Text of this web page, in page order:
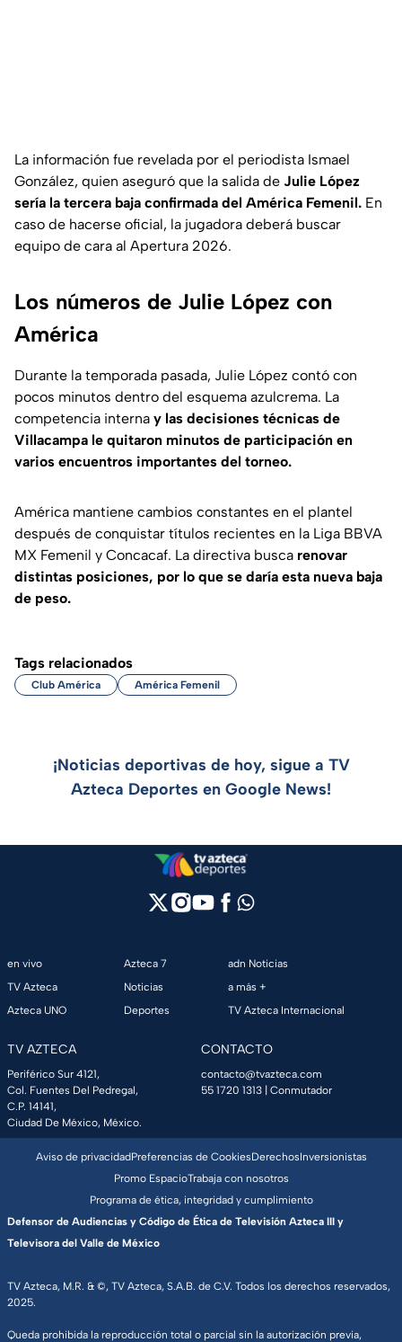
La información fue revelada por el periodista Ismael
González, quien aseguró que la salida de Julie López
sería la tercera baja confirmada del América Femenil. En
caso de hacerse oficial, la jugadora deberá buscar
equipo de cara al Apertura 2026.
Los números de Julie López con
América
Durante la temporada pasada, Julie López contó con
pocos minutos dentro del esquema azulcrema. La
competencia interna y las decisiones técnicas de
Villacampa le quitaron minutos de participación en
varios encuentros importantes del torneo.
América mantiene cambios constantes en el plantel
después de conquistar títulos recientes en la Liga BBVA
MX Femenil y Concacaf. La directiva busca renovar
distintas posiciones, por lo que se daría esta nueva baja
de peso.
Tags relacionados
Club América América Femenil
¡Noticias deportivas de hoy, sigue a TV
Azteca Deportes en Google News!
en vivo
TV Azteca
Azteca UNO
Azteca 7
Noticias
Deportes
adn Noticias
a más +
TV Azteca Internacional
TV AZTECA
Periférico Sur 4121,
Col. Fuentes Del Pedregal,
C.P. 14141,
Ciudad De México, México.
CONTACTO
contacto@tvazteca.com
55 1720 1313 | Conmutador
TV Azteca, M.R. & ©, TV Azteca, S.A.B. de C.V. Todos los derechos reservados,
2025.
Queda prohibida la reproducción total o parcial sin la autorización previa,
Aviso de privacidadPreferencias de CookiesDerechosInversionistas
Promo EspacioTrabaja con nosotros
Programa de ética, integridad y cumplimiento
Defensor de Audiencias y Código de Ética de Televisión Azteca III y
Televisora del Valle de México